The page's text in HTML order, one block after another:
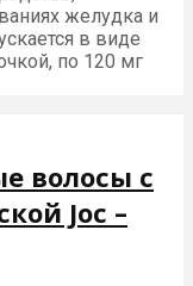
желудка и
в виде
по 120 мг
волосы с
Joc –